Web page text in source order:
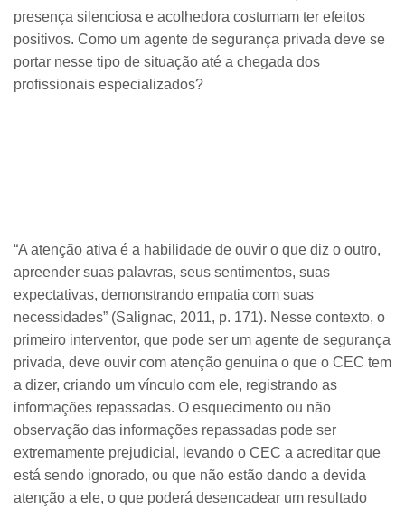
presença silenciosa e acolhedora costumam ter efeitos
positivos. Como um agente de segurança privada deve se
portar nesse tipo de situação até a chegada dos
profissionais especializados?
“A atenção ativa é a habilidade de ouvir o que diz o outro,
apreender suas palavras, seus sentimentos, suas
expectativas, demonstrando empatia com suas
necessidades” (Salignac, 2011, p. 171). Nesse contexto, o
primeiro interventor, que pode ser um agente de segurança
privada, deve ouvir com atenção genuína o que o CEC tem
a dizer, criando um vínculo com ele, registrando as
informações repassadas. O esquecimento ou não
observação das informações repassadas pode ser
extremamente prejudicial, levando o CEC a acreditar que
está sendo ignorado, ou que não estão dando a devida
atenção a ele, o que poderá desencadear um resultado